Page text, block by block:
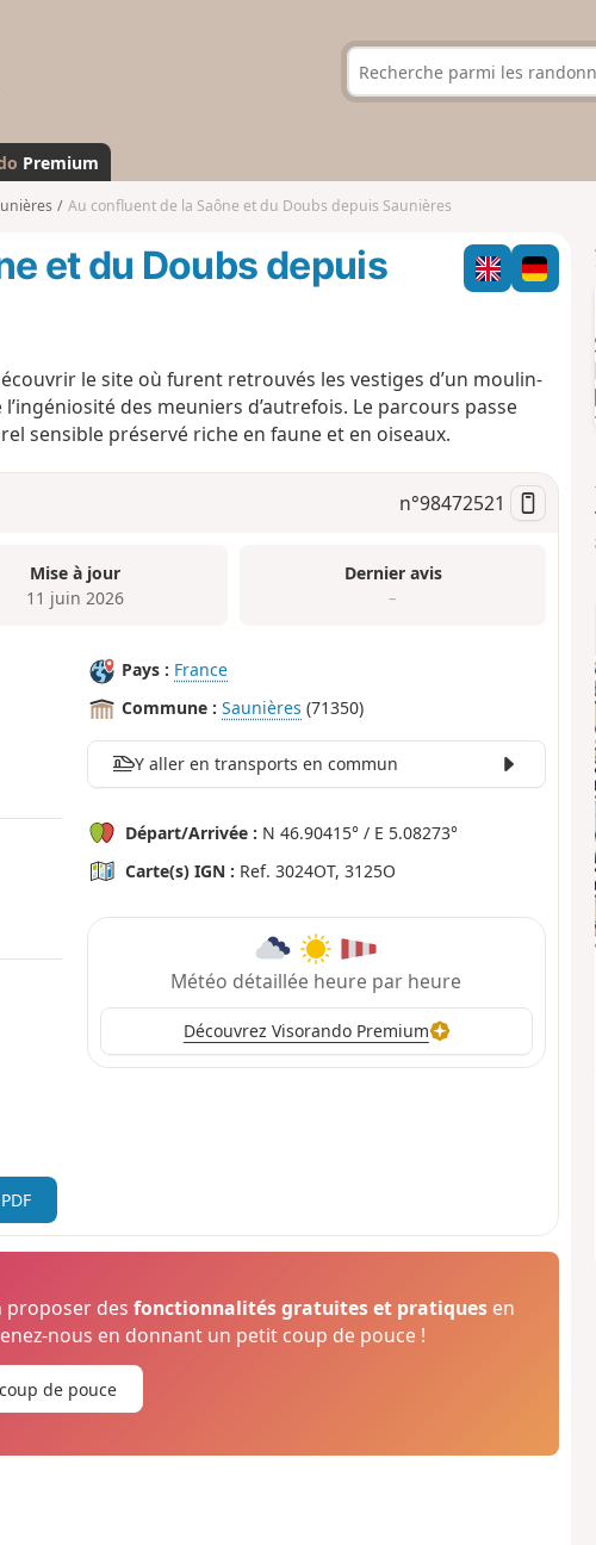
Premium
Au confluent de la Saône et du Doubs depuis Saunières
et du Doubs depuis
le site où furent retrouvés les vestiges d’un moulin-
des meuniers d’autrefois. Le parcours passe
sensible préservé riche en faune et en oiseaux.
n°98472521
Mise à jour
11 juin 2026
Dernier avis
–
Pays : France
Commune : Saunières (71350)
Y aller en transports en commun
Départ/Arrivée : N 46.90415° / E 5.08273°
Carte(s) IGN : Ref. 3024OT, 3125O
Météo détaillée heure par heure
Découvrez Visorando Premium
proposer desfonctionnalités gratuites et pratiques en
nous en donnant un petit coup de pouce !
de pouce